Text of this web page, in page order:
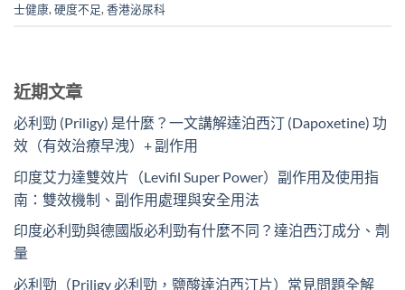
士健康, 硬度不足, 香港泌尿科
近期文章
必利勁 (Priligy) 是什麼？一文講解達泊西汀 (Dapoxetine) 功
效（有效治療早洩）+ 副作用
印度艾力達雙效片（Levifil Super Power）副作用及使用指
南：雙效機制、副作用處理與安全用法
印度必利勁與德國版必利勁有什麼不同？達泊西汀成分、劑
量
必利勁（Priligy 必利勁，鹽酸達泊西汀片）常見問題全解